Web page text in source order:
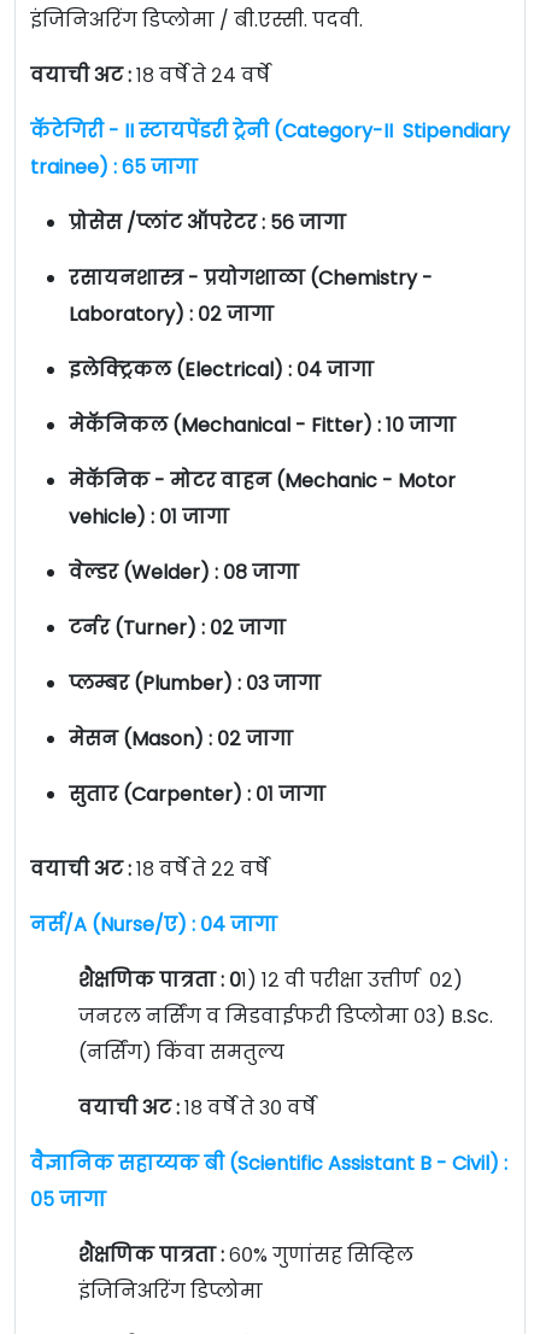
इंजिनिअरिंग डिप्लोमा / बी.एस्सी. पदवी.
वयाची अट :१८ वर्षे ते २४ वर्षे
कॅटेगिरी - II स्टायपेंडरी ट्रेनी (Category-II Stipendiary
trainee) : ६५ जागा
प्रोसेस /प्लांट ऑपरेटर : ५६ जागा
रसायनशास्त्र - प्रयोगशाळा (Chemistry -
Laboratory) : ०२ जागा
इलेक्ट्रिकल (Electrical) : ०४ जागा
मेकॅनिकल (Mechanical - Fitter) : १० जागा
मेकॅनिक - मोटर वाहन (Mechanic - Motor
vehicle) : ०१ जागा
वेल्डर (Welder) : ०८ जागा
टर्नर (Turner) : ०२ जागा
प्लम्बर (Plumber) : ०३ जागा
मेसन (Mason) : ०२ जागा
सुतार (Carpenter) : ०१ जागा
वयाची अट :१८ वर्षे ते २२ वर्षे
नर्स/A (Nurse/ए) : ०४ जागा
शैक्षणिक पात्रता : ०१) १२ वी परीक्षा उत्तीर्ण ०२)
जनरल नर्सिंग व मिडवाईफरी डिप्लोमा ०३) B.Sc.
(नर्सिंग) किंवा समतुल्य
वयाची अट :१८ वर्षे ते ३० वर्षे
वैज्ञानिक सहाय्यक बी (Scientific Assistant B - Civil) :
०५ जागा
शैक्षणिक पात्रता :६०% गुणांसह सिव्हिल
इंजिनिअरिंग डिप्लोमा